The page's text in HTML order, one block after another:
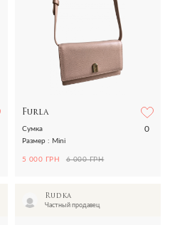
Furla
0
Сумка
Размер : Mini
5 000 ГРН 6 000 ГРН
Rudka
Частный продавец